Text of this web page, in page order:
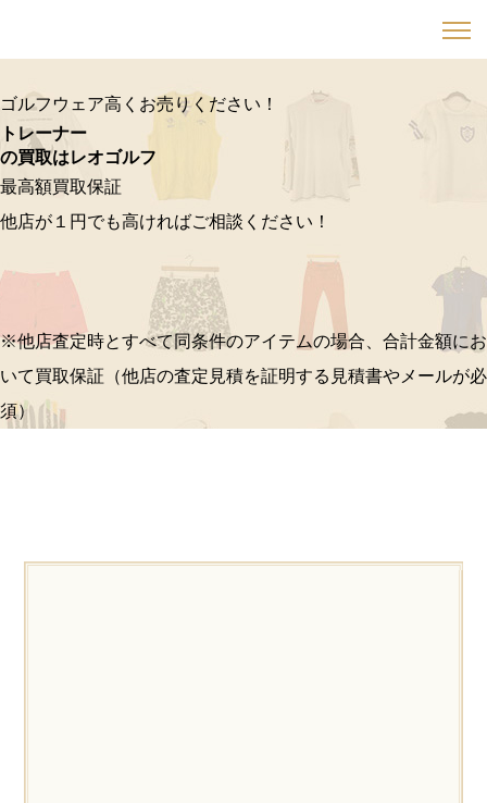
ゴルフウェア高くお売りください！
トレーナー
の買取はレオゴルフ
最高額買取保証
他店が１円でも高ければご相談ください！
※他店査定時とすべて同条件のアイテムの場合、合計金額にお
いて買取保証（他店の査定見積を証明する見積書やメールが必
須）